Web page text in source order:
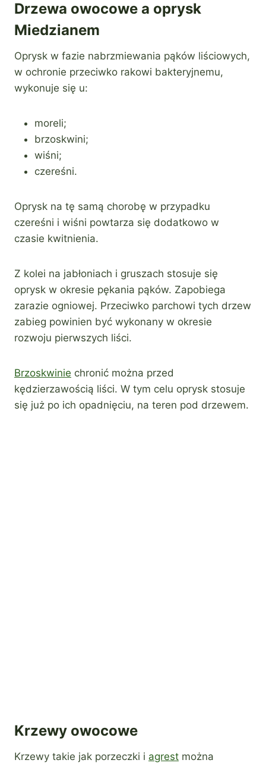
Drzewa owocowe a oprysk
Miedzianem
Oprysk w fazie nabrzmiewania pąków liściowych,
w ochronie przeciwko rakowi bakteryjnemu,
wykonuje się u:
moreli;
brzoskwini;
wiśni;
czereśni.
Oprysk na tę samą chorobę w przypadku
czereśni i wiśni powtarza się dodatkowo w
czasie kwitnienia.
Z kolei na jabłoniach i gruszach stosuje się
oprysk w okresie pękania pąków. Zapobiega
zarazie ogniowej. Przeciwko parchowi tych drzew
zabieg powinien być wykonany w okresie
rozwoju pierwszych liści.
Brzoskwinie chronić można przed
kędzierzawością liści. W tym celu oprysk stosuje
się już po ich opadnięciu, na teren pod drzewem.
Krzewy owocowe
Krzewy takie jak porzeczki i agrest można